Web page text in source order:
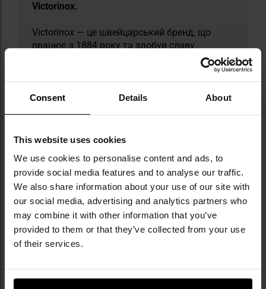
Consent Details About
This website uses cookies
We use cookies to personalise content and ads, to
provide social media features and to analyse our traffic.
We also share information about your use of our site with
our social media, advertising and analytics partners who
may combine it with other information that you’ve
provided to them or that they’ve collected from your use
of their services.
Victorinox.
Victorinox — це швейцарський бренд, що
працює з 1884 року та здобув славу
швейцарського офіцерського складаного
ножа, який і донині залишається одним із
найвпізнаваніших інструментів на ринку.
годинники та дорожні сумки. Кожен продукт
та уваги до деталей, завдяки чому бренд
незмінно здобуває довіру користувачів у
всьому світі. Victorinox робить ставку на
інноваційність, співпрацюючи з
художниками та дизайнерами, створюючи
унікальні колекції, які задають нові напрями
в дизайні інструментів повсякденного